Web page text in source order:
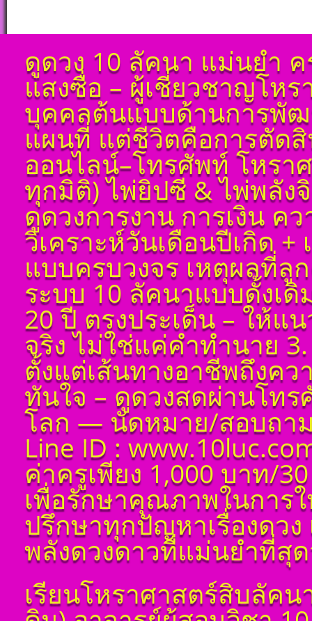
ดูดวง 10 ลัคนา แม่นยำ
แสงซื่อ – ผู้เชี่ยวชาญโห
บุคคลต้นแบบด้านการพัฒ
แผนที่ แต่ชีวิตคือการตัด
ออนไลน์–โทรศัพท์ โหรา
ทุกมิติ) ไพ่ยิปซี & ไพ่พลัง
ดูดวงการงาน การเงิน ค
วิเคราะห์วันเดือนปีเกิด
แบบครบวงจร เหตุผลที่ลู
ระบบ 10 ลัคนาแบบดั้งเ
20 ปี ตรงประเด็น – ให้แ
จริง ไม่ใช่แค่คำทำนาย
ตั้งแต่เส้นทางอาชีพถึงค
ทันใจ – ดูดวงสดผ่านโท
โลก — นัดหมาย/สอบถา
Line ID :
ค่าครูเพียง 1,000 บาท/
เพื่อรักษาคุณภาพในการ
ปรึกษาทุกปัญหาเรื่องดว
พลังดวงดาวที่แม่นยำที่สุ
เรียนโหราศาสตร์สิบลัค